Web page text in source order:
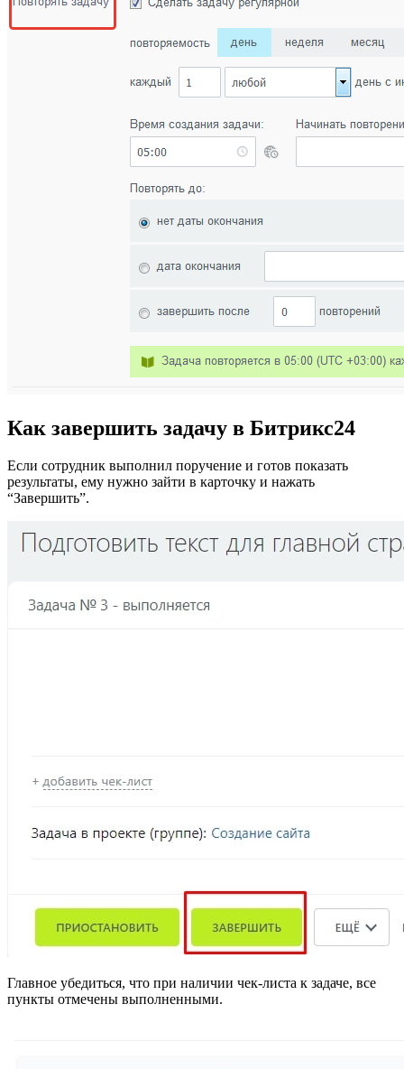
Как завершить задачу в Битрикс24
Если сотрудник выполнил поручение и готов показать
результаты, ему нужно зайти в карточку и нажать
“Завершить”.
Главное убедиться, что при наличии чек-листа к задаче, все
пункты отмечены выполненными.